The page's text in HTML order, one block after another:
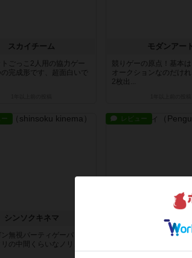
スカイチーム
ごっこ2人用の協力ゲー
の完成形です、超面白いで
モダンアート
競りゲーの原点！基本
オークションなのだけ
2枚出...
ー
シンソクキネマ
無視パーティゲーパロデ
リの中間くらいなノリ、ち
レビュー
ペンギンパー
ピラミッドの頂点に立
なルー...